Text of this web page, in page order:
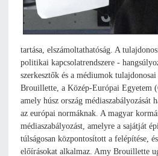
tartása, elszámoltathatóság. A
politikai kapcsolatrendszere -
szerkesztők és a médiumok
Brouillette, a Közép-Európai Egyetem
amely húsz ország
az európai normáknak. A magyar
médiaszabályozást, amelyre a sajátját
túlságosan központosított a felépítése,
előírásokat alkalmaz. Amy Brouillette